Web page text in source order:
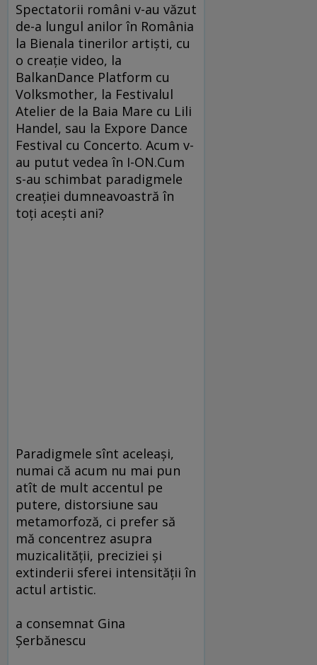
Spectatorii români v-au văzut
de-a lungul anilor în România
la Bienala tinerilor artiști, cu
o creație video, la
BalkanDance Platform cu
Volksmother, la Festivalul
Atelier de la Baia Mare cu Lili
Handel, sau la Expore Dance
Festival cu Concerto. Acum v-
au putut vedea în I-ON.Cum
s-au schimbat paradigmele
creației dumneavoastră în
toți acești ani?
Paradigmele sînt aceleași,
numai că acum nu mai pun
atît de mult accentul pe
putere, distorsiune sau
metamorfoză, ci prefer să
mă concentrez asupra
muzicalității, preciziei și
extinderii sferei intensității în
actul artistic.
a consemnat Gina
Șerbănescu